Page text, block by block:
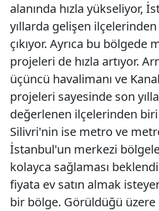
alanında hızla yükseliyor,
yıllarda gelişen
çıkıyor. Ayrıca bu bölgede
projeleri de hızla artıyor.
üçüncü havalimanı ve
projeleri sayesinde son
değerlenen ilçelerinden
Silivri'nin ise metro ve
İstanbul'un merkezi
kolayca sağlaması
fiyata ev satın almak
bir bölge. Görüldüğü